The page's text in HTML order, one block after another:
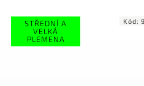
STŘEDNÍ A
VELKÁ
PLEMENA
Kód: